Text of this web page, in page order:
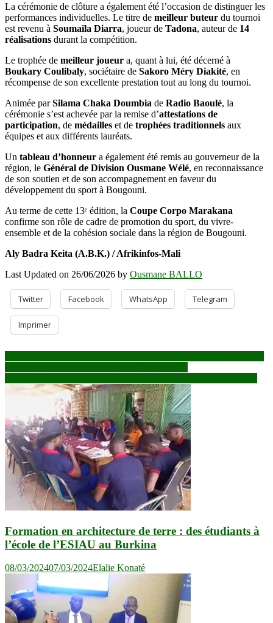
La cérémonie de clôture a également été l’occasion de distinguer les
performances individuelles. Le titre de meilleur buteur du tournoi
est revenu à Soumaïla Diarra, joueur de Tadona, auteur de 14
réalisations durant la compétition.
Le trophée de meilleur joueur a, quant à lui, été décerné à
Boukary Coulibaly, sociétaire de Sakoro Méry Diakité, en
récompense de son excellente prestation tout au long du tournoi.
Animée parSilama Chaka Doumbia de Radio Baoulé, la
cérémonie s’est achevée par la remise d’attestations de
participation, de médailles et de trophées traditionnels aux
équipes et aux différents lauréats.
Un tableau d’honneur a également été remis au gouverneur de la
région, le Général de Division Ousmane Wélé, en reconnaissance
de son soutien et de son accompagnement en faveur du
développement du sport à Bougouni.
Au terme de cette 13ᵉ édition, la Coupe Corpo Marakana
confirme son rôle de cadre de promotion du sport, du vivre-
ensemble et de la cohésion sociale dans la région de Bougouni.
Aly Badra Keita (A.B.K.) / Afrikinfos-Mali
Last Updated on 26/06/2026 by Ousmane BALLO
Twitter Facebook WhatsApp Telegram
Imprimer
Navigation
de
l’article
Formation en architecture de terre : des étudiants à
l’école de l’ESIAU au Burkina
08/03/202407/03/2024Elalie Konaté